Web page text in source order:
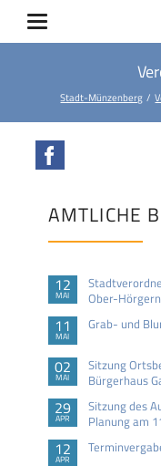
Stadt-Münzenberg
AMTLICHE
12
MAI
Ober-Hörgern
11
MAI
Grab- und
02
MAI
Sitzung
Bürgerhaus
29
APR
Sitzung des
Planung am
12
APR